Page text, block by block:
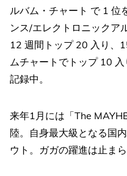
ルバム・チャート で 1 位
ンス/エレクトロニックア
12 週間トップ 20 入り、
ムチャートでトップ 10
記録中。
来年1月には「The
陸。自身最大級となる国
ウト。ガガの躍進は止まら